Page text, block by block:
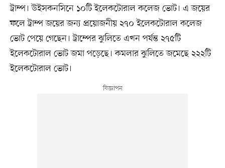
ট্রাম্প। উইসকনসিনে ১০টি ইলেকটোরাল কলেজ ভোট। এ জয়ের
ফলে ট্রাম্প জয়ের জন্য প্রয়োজনীয় ২৭০ ইলেকটোরাল কলেজ
ভোট পেয়ে গেছেন। ট্রাম্পের ঝুলিতে এখন পর্যন্ত ২৭৫টি
ইলেকটোরাল ভোট জমা পড়েছে। কমলার ঝুলিতে জমেছে ২২২টি
ইলেকটোরাল ভোট।